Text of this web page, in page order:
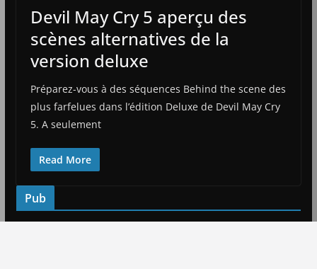
Devil May Cry 5 aperçu des
scènes alternatives de la
version deluxe
Préparez-vous à des séquences Behind the scene des
plus farfelues dans l’édition Deluxe de Devil May Cry
5. A seulement
Read More
Pub